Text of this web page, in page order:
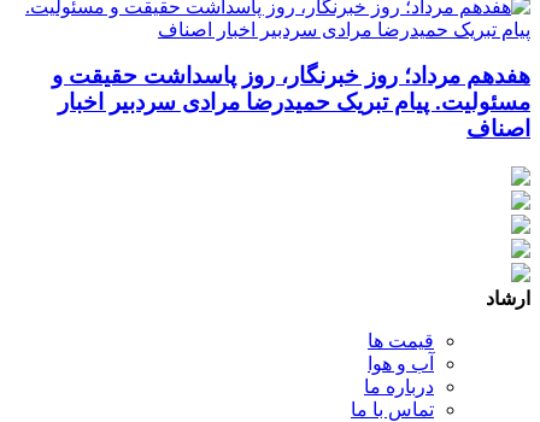
هفدهم مرداد؛ روز خبرنگار، روز پاسداشت حقیقت و
مسئولیت. پیام تبریک حمیدرضا مرادی سردبیر اخبار
اصناف
ارشاد
قیمت ها
آب و هوا
درباره ما
تماس با ما